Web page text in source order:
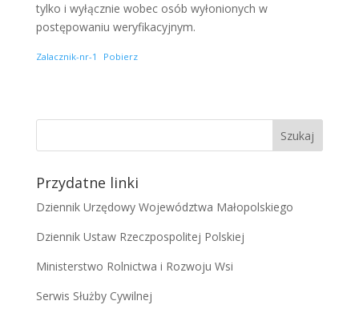
tylko i wyłącznie wobec osób wyłonionych w
postępowaniu weryfikacyjnym.
Zalacznik-nr-1 Pobierz
Przydatne linki
Dziennik Urzędowy Województwa Małopolskiego
Dziennik Ustaw Rzeczpospolitej Polskiej
Ministerstwo Rolnictwa i Rozwoju Wsi
Serwis Służby Cywilnej